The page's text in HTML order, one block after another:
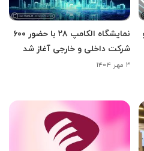
نمایشگاه الکامپ ۲۸ با حضور ۶۰۰
شرکت داخلی و خارجی آغاز شد
۳ مهر ۱۴۰۴